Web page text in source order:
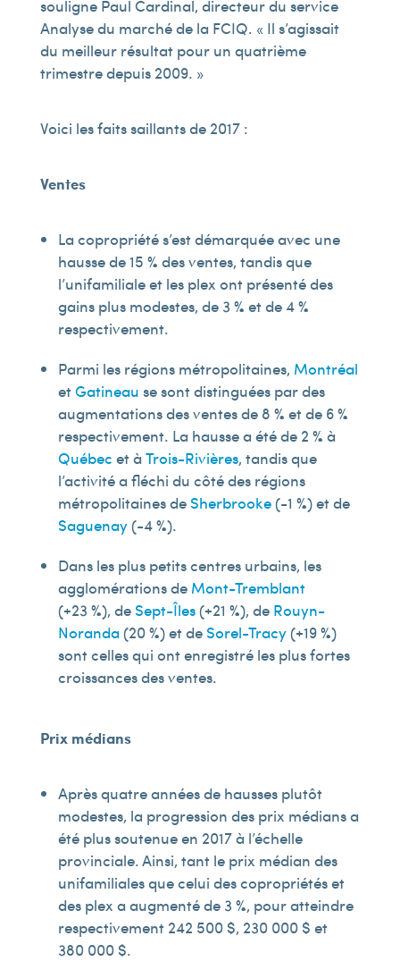
souligne Paul Cardinal, directeur du service
Analyse du marché de la FCIQ. « Il s’agissait
du meilleur résultat pour un quatrième
trimestre depuis 2009. »
Voici les faits saillants de 2017 :
Ventes
La copropriété s’est démarquée avec une
hausse de 15 % des ventes, tandis que
l’unifamiliale et les plex ont présenté des
gains plus modestes, de 3 % et de 4 %
respectivement.
Parmi les régions métropolitaines, Montréal
et Gatineau se sont distinguées par des
augmentations des ventes de 8 % et de 6 %
respectivement. La hausse a été de 2 % à
Québec et à Trois-Rivières, tandis que
l’activité a fléchi du côté des régions
métropolitaines de Sherbrooke(-1 %) et de
Saguenay(-4 %).
Dans les plus petits centres urbains, les
agglomérations de Mont-Tremblant
(+23 %), de Sept-Îles(+21 %), de Rouyn-
Noranda(20 %) et de Sorel-Tracy(+19 %)
sont celles qui ont enregistré les plus fortes
croissances des ventes.
Prix médians
Après quatre années de hausses plutôt
modestes, la progression des prix médians a
été plus soutenue en 2017 à l’échelle
provinciale. Ainsi, tant le prix médian des
unifamiliales que celui des copropriétés et
des plex a augmenté de 3 %, pour atteindre
respectivement 242 500 $, 230 000 $ et
380 000 $.